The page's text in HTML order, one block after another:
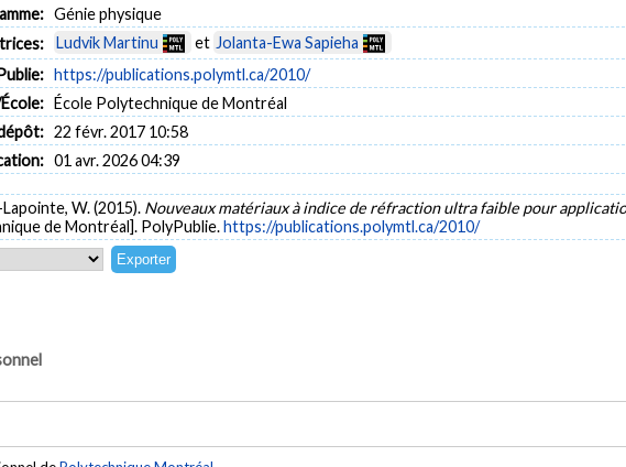
Génie physique
Ludvik Martinu et Jolanta-Ewa Sapieha
https://publications.polymtl.ca/2010/
École Polytechnique de Montréal
22 févr. 2017 10:58
01 avr. 2026 04:39
W. (2015). Nouveaux matériaux à indice de réfraction ultra faible pour
de Montréal]. PolyPublie.https://publications.polymtl.ca/2010/